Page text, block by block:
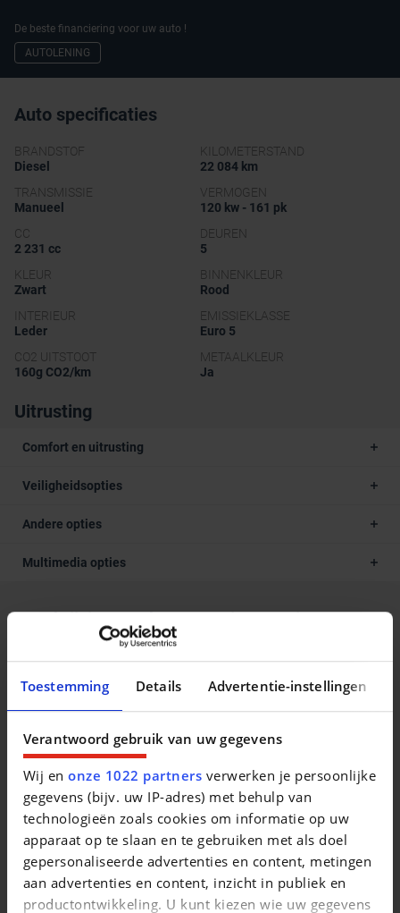
Toestemming Details Advertentie-instellingen
Verantwoord gebruik van uw gegevens
Wij enonze 1022 partners verwerken je persoonlijke
gegevens (bijv. uw IP-adres) met behulp van
technologieën zoals cookies om informatie op uw
apparaat op te slaan en te gebruiken met als doel
gepersonaliseerde advertenties en content, metingen
aan advertenties en content, inzicht in publiek en
productontwikkeling. U kunt kiezen wie uw gegevens
De beste financiering voor uw auto !
AUTOLENING
Auto specificaties
BRANDSTOF
Diesel
KILOMETERSTAND
22 084 km
TRANSMISSIE
Manueel
VERMOGEN
120 kw - 161 pk
CC
2 231 cc
DEUREN
5
KLEUR
Zwart
BINNENKLEUR
Rood
INTERIEUR
Leder
EMISSIEKLASSE
Euro 5
CO2 UITSTOOT
160g CO2/km
METAALKLEUR
Ja
Uitrusting
Comfort en uitrusting
Veiligheidsopties
Andere opties
Multimedia opties
Beschrijving van het voertuig occasie
Alle DECAIGNY TWEEDEHANDS zijn gecertificeerd door
Opel en goedgekeurd door het erkende keuringsbureau
minimum 1 jaar Europese bijstand op de weg (Touring
Wegenhulp) jaarlijks verlengbaar bij onderhoud - officieel
Opel en Chevrolet verdeler - iedere wagen voldoet aan de
strenge Opel Certified Used Cars normen - uitgebreide
testrit mogelijk om onze kwaliteit te ervaren - iedere wagen
krijgt het officieel onderhoud bij aflevering. Onze door Opel
opgeleide medewerkers garanderen U kwaliteit en perfecte
service. Bezoek www.decaigny.be en vind uw droomwagen.